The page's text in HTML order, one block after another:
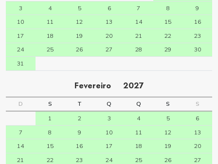
3
4 5 6 7 8
9
10
11 12 13 14 15
16
17
18 19 20 21 22
23
24
25 26 27 28 29
30
31
Fevereiro 2027
D S T Q Q S
S
1
2 3 4 5
6
7
8 9 10 11 12
13
14
15 16 17 18 19
20
21
22 23 24 25 26
27